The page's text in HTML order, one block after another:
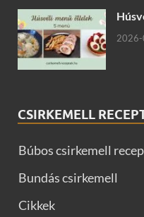
CSIRKEMELL
Búbos csirkemell
Bundás csirkemell
Cikkek